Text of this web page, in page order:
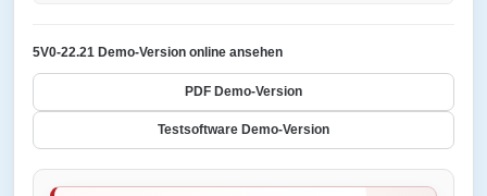
5V0-22.21 Demo-Version online ansehen
PDF Demo-Version
Testsoftware Demo-Version